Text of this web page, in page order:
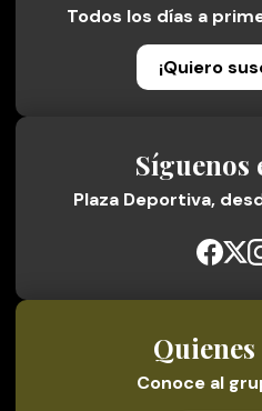
Todos los días a
¡Quiero
Síguenos
Plaza Deportiva,
Quienes
Conoce al